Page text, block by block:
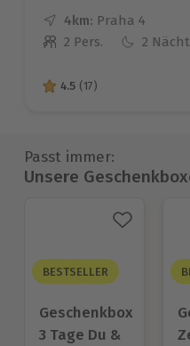
4km: Entfernung
Standort
Praha 4
Anzahl der Teilnehmer
2 Pers. 2
4.5 von 5 Sternen
4.5 (17)
Passt immer:
Unsere
BESTSELLER
Geschenkbox
3 Tage Du &